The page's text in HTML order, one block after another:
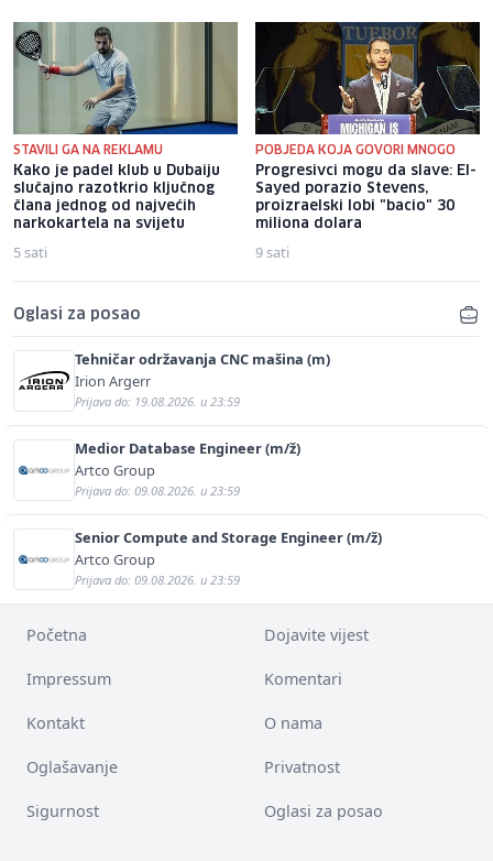
STAVILI GA NA REKLAMU
Kako je padel klub u Dubaiju
slučajno razotkrio ključnog
člana jednog od najvećih
narkokartela na svijetu
5 sati
POBJEDA KOJA GOVORI MNOGO
Progresivci mogu da slave: El-
Sayed porazio Stevens,
proizraelski lobi "bacio" 30
miliona dolara
9 sati
Oglasi za posao
Tehničar održavanja CNC mašina (m)
Irion Argerr
Prijava do: 19.08.2026. u 23:59
Medior Database Engineer (m/ž)
Artco Group
Prijava do: 09.08.2026. u 23:59
Senior Compute and Storage Engineer (m/ž)
Artco Group
Prijava do: 09.08.2026. u 23:59
Početna Dojavite vijest
Impressum Komentari
Kontakt O nama
Oglašavanje Privatnost
Sigurnost Oglasi za posao